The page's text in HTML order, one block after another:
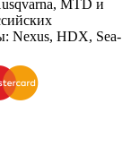
MTD и
Nexus, HDX, Sea-